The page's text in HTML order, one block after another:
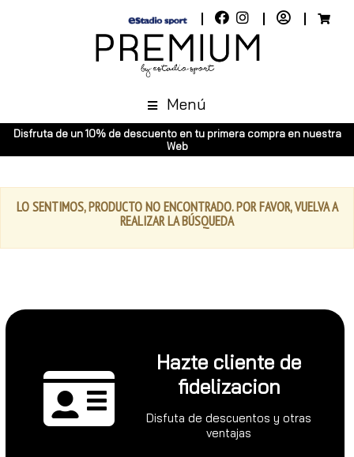
Menú
Disfruta de un 10% de descuento en tu primera compra en nuestra
Web
LO SENTIMOS, PRODUCTO NO ENCONTRADO. POR FAVOR, VUELVA A
REALIZAR LA BÚSQUEDA
Hazte cliente de
fidelizacion
Disfuta de descuentos y otras
ventajas